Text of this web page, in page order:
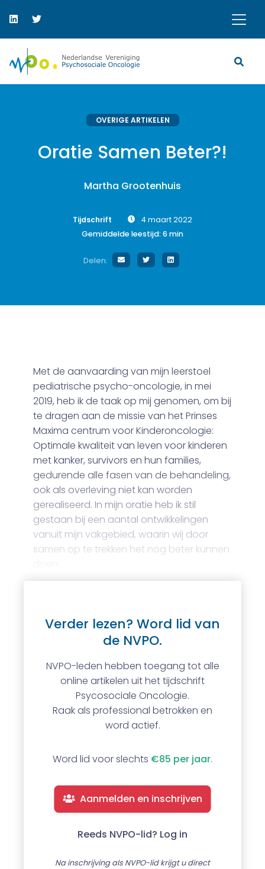
OVERIGE ARTIKELEN
Oratie Samen Beter?!
Martha Grootenhuis
Tijdschrift
4 maart 2022
Gemiddelde leestijd: 6 min
Delen:
Met de aanvaarding van mijn leerstoel
pediatrische psycho-oncologie, in mei
2019, heb ik de taak op mij genomen, om bij
te dragen aan de missie van het Prinses
Maxima centrum voor Kinderoncologie:
Optimale kwaliteit van leven voor kinderen
met kanker, survivors en hun families,
gedurende alle fasen van de behandeling,
ook als overleving niet kan worden
gerealiseerd. In mijn oratie heb ik stil
gestaan bij een aantal ontwikkelingen
vanuit mijn vakgebied, waarin wij door
samen op te trekken het nog beter kunnen
Verder lezen? Word lid van
de NVPO.
NVPO-leden hebben toegang tot alle
online artikelen uit het tijdschrift
Psycosociale Oncologie.
Raak als professional betrokken en
word actief.
Word lid voor slechts €85 per jaar.
Aanmelden en inschrijven
Reeds NVPO-lid? Log in
Na inschrijving als NVPO-lid krijgt u direct